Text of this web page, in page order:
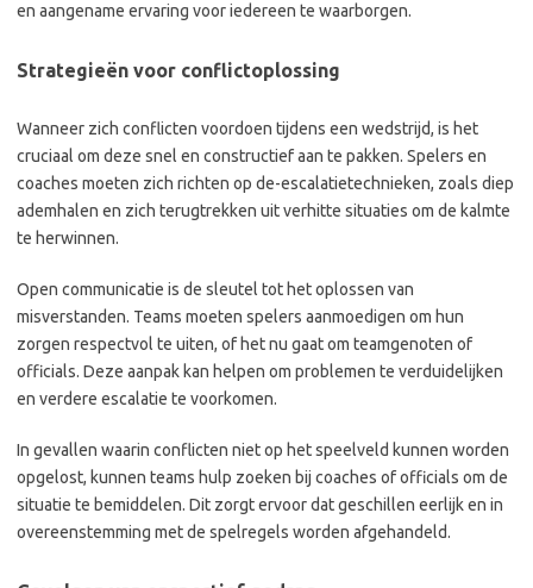
en aangename ervaring voor iedereen te waarborgen.
Strategieën voor conflictoplossing
Wanneer zich conflicten voordoen tijdens een wedstrijd, is het
cruciaal om deze snel en constructief aan te pakken. Spelers en
coaches moeten zich richten op de-escalatietechnieken, zoals diep
ademhalen en zich terugtrekken uit verhitte situaties om de kalmte
te herwinnen.
Open communicatie is de sleutel tot het oplossen van
misverstanden. Teams moeten spelers aanmoedigen om hun
zorgen respectvol te uiten, of het nu gaat om teamgenoten of
officials. Deze aanpak kan helpen om problemen te verduidelijken
en verdere escalatie te voorkomen.
In gevallen waarin conflicten niet op het speelveld kunnen worden
opgelost, kunnen teams hulp zoeken bij coaches of officials om de
situatie te bemiddelen. Dit zorgt ervoor dat geschillen eerlijk en in
overeenstemming met de spelregels worden afgehandeld.